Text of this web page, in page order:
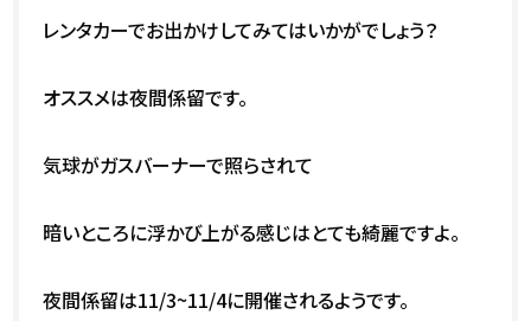
レンタカーでお出かけしてみてはいかがでしょう？
オススメは夜間係留です。
気球がガスバーナーで照らされて
暗いところに浮かび上がる感じはとても綺麗ですよ。
夜間係留は11/3~11/4に開催されるようです。